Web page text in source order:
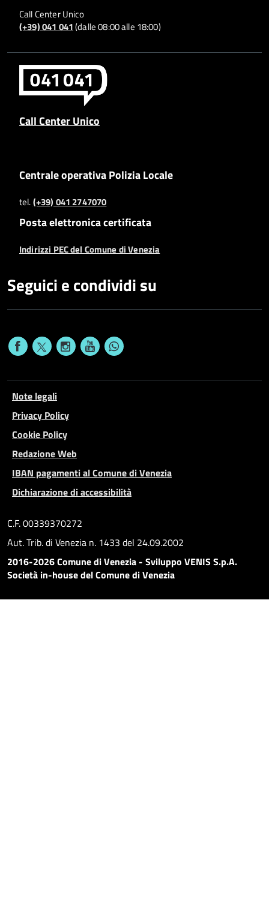
Call Center Unico
(+39) 041 041(dalle 08:00 alle 18:00)
Call Center Unico
Centrale operativa Polizia Locale
tel.(+39) 041 2747070
Posta elettronica certificata
Indirizzi PEC del Comune di Venezia
Seguici e condividi su
Note legali
Privacy Policy
Cookie Policy
Redazione Web
IBAN pagamenti al Comune di Venezia
Dichiarazione di accessibilità
C.F. 00339370272
Aut. Trib. di Venezia n. 1433 del 24.09.2002
2016-2026 Comune di Venezia - Sviluppo VENIS S.p.A.
Società in-house del Comune di Venezia